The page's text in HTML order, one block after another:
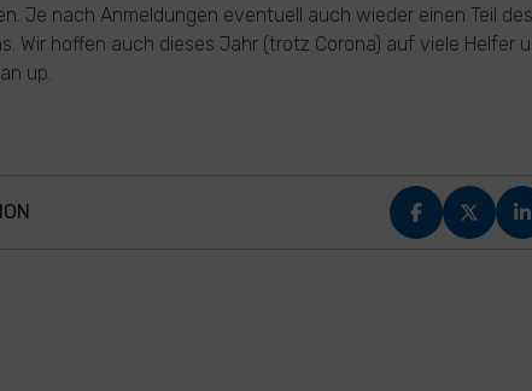
Je nach Anmeldungen eventuell auch wieder einen Teil des
Wir hoffen auch dieses Jahr (trotz Corona) auf viele Helfer
up.